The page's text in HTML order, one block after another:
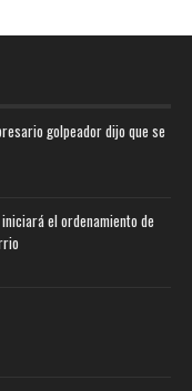
golpeador dijo que se
el ordenamiento de